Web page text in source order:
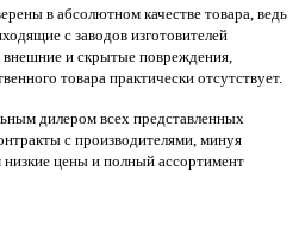
в абсолютном качестве товара, ведь
с заводов изготовителей
и скрытые повреждения,
товара практически отсутствует.
дилером всех представленных
с производителями, минуя
цены и полный ассортимент